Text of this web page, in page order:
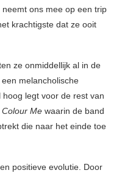
ons mee op een trip
krachtigste dat ze ooit
ze onmiddellijk al in de
melancholische
legt voor de rest van
Colour Me waarin de band
die naar het einde toe
positieve evolutie. Door